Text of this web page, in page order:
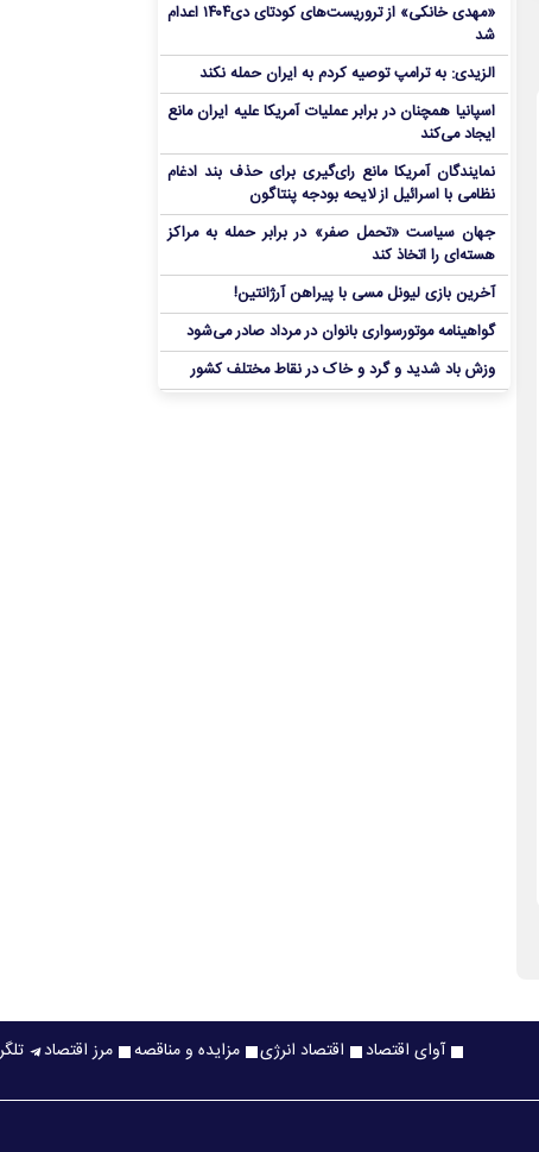
«مهدی خانکی» از تروریست‌های کودتای دی۱۴۰۴ اعدام
شد
الزیدی: به ترامپ توصیه کردم به ایران حمله نکند
اسپانیا همچنان در برابر عملیات آمریکا علیه ایران مانع
ایجاد می‌کند
نمایندگان آمریکا مانع رای‌گیری برای حذف بند ادغام
نظامی با اسرائیل از لایحه بودجه پنتاگون
جهان سیاست «تحمل صفر» در برابر حمله به مراکز
هسته‌ای را اتخاذ کند
آخرین بازی لیونل مسی با پیراهن آرژانتین!
گواهینامه موتورسواری بانوان در مرداد صادر می‌شود
وزش باد شدید و گرد و خاک در نقاط مختلف کشور
آوای اقتصاد اقتصاد انرژی مزایده و مناقصه مرز اقتصاد